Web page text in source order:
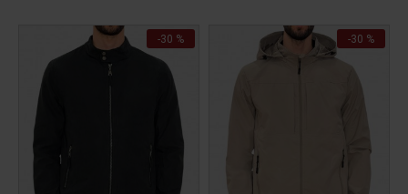
-30 % -30 %